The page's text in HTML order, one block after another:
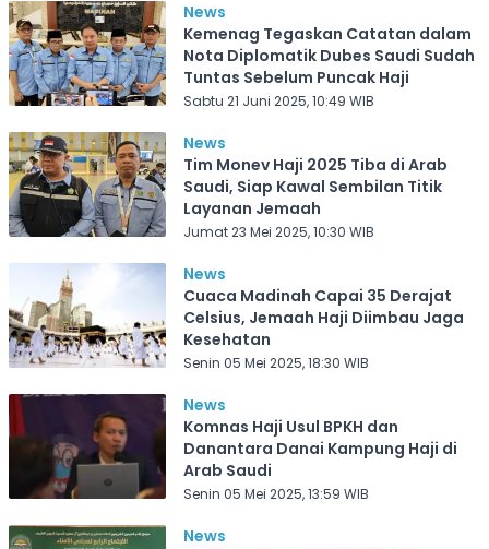
News
Kemenag Tegaskan Catatan dalam
Nota Diplomatik Dubes Saudi Sudah
Tuntas Sebelum Puncak Haji
Sabtu 21 Juni 2025, 10:49 WIB
News
Tim Monev Haji 2025 Tiba di Arab
Saudi, Siap Kawal Sembilan Titik
Layanan Jemaah
Jumat 23 Mei 2025, 10:30 WIB
News
Cuaca Madinah Capai 35 Derajat
Celsius, Jemaah Haji Diimbau Jaga
Kesehatan
Senin 05 Mei 2025, 18:30 WIB
News
Komnas Haji Usul BPKH dan
Danantara Danai Kampung Haji di
Arab Saudi
Senin 05 Mei 2025, 13:59 WIB
News